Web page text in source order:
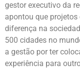
gestor executivo da
apontou que
diferença na
500 cidades no
a gestão por ter
experiência para